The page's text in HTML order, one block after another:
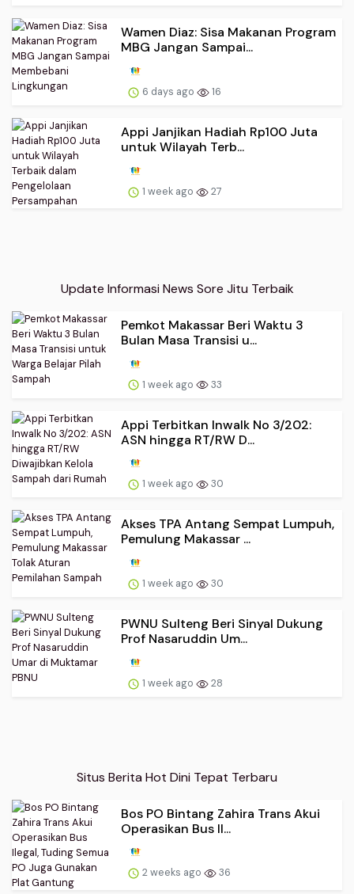
Wamen Diaz: Sisa Makanan Program
MBG Jangan Sampai...
6 days ago 16
Appi Janjikan Hadiah Rp100 Juta
untuk Wilayah Terb...
1 week ago 27
Update Informasi News Sore Jitu Terbaik
Pemkot Makassar Beri Waktu 3
Bulan Masa Transisi u...
1 week ago 33
Appi Terbitkan Inwalk No 3/202:
ASN hingga RT/RW D...
1 week ago 30
Akses TPA Antang Sempat Lumpuh,
Pemulung Makassar ...
1 week ago 30
PWNU Sulteng Beri Sinyal Dukung
Prof Nasaruddin Um...
1 week ago 28
Situs Berita Hot Dini Tepat Terbaru
Bos PO Bintang Zahira Trans Akui
Operasikan Bus Il...
2 weeks ago 36